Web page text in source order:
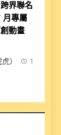
界聯名
月專屬
動畫
）
1